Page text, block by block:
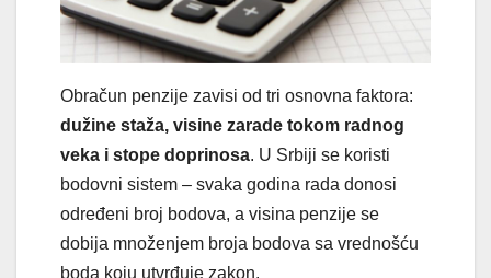
Obračun penzije zavisi od tri osnovna faktora:
dužine staža, visine zarade tokom radnog
veka i stope doprinosa. U Srbiji se koristi
bodovni sistem – svaka godina rada donosi
određeni broj bodova, a visina penzije se
dobija množenjem broja bodova sa vrednošću
boda koju utvrđuje zakon.